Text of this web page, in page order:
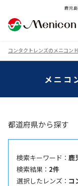
鹿児
コンタクトレンズのメニコン
メニコ
都道府県から探す
検索キーワード ： 鹿
検索結果 ： 2件
選択したレンズ ： コ